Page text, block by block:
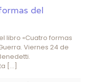
del
libro «Cuatro formas
Viernes 24 de
[…]